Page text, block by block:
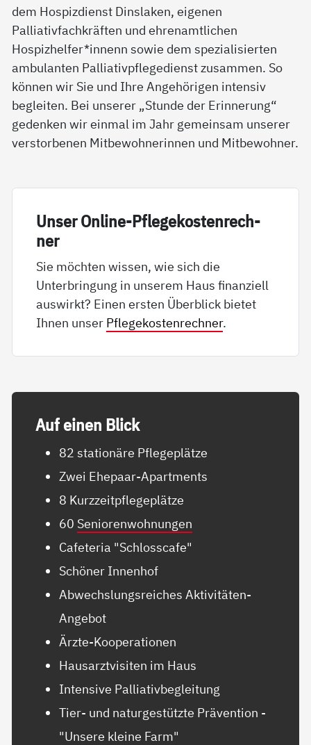
dem Hospizdienst Dinslaken, eigenen
Palliativfachkräften und ehrenamtlichen
Hospizhelfer*innenn sowie dem spezialisierten
ambulanten Palliativpflegedienst zusammen. So
können wir Sie und Ihre Angehörigen intensiv
begleiten. Bei unserer „Stunde der Erinnerung“
gedenken wir einmal im Jahr gemeinsam unserer
verstorbenen Mitbewohnerinnen und Mitbewohner.
Un­ser On­li­ne-Pf­le­ge­kos­ten­rech­
ner
Sie möchten wissen, wie sich die
Unterbringung in unserem Haus finanziell
auswirkt? Einen ersten Überblick bietet
Ihnen unser Pflegekostenrechner.
Auf ei­nen Blick
82 stationäre Pflegeplätze
Zwei Ehepaar-Apartments
8 Kurzzeitpflegeplätze
60 Seniorenwohnungen
Cafeteria "Schlosscafe"
Schöner Innenhof
Abwechslungsreiches Aktivitäten-
Angebot
Ärzte-Kooperationen
Hausarztvisiten im Haus
Intensive Palliativbegleitung
Tier- und naturgestützte Prävention -
"Unsere kleine Farm"